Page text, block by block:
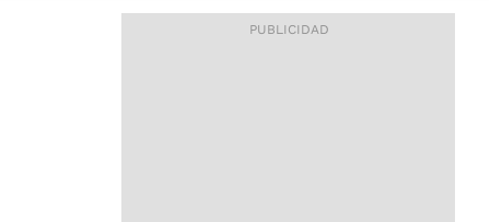
ACCESO FULL - $1.800/MES